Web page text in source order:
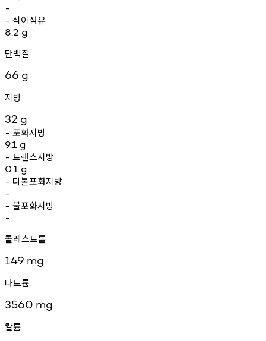
-
- 식이섬유
8.2 g
단백질
66 g
지방
32 g
- 포화지방
9.1 g
- 트랜스지방
0.1 g
- 다불포화지방
-
- 불포화지방
-
콜레스트롤
149 mg
나트륨
3560 mg
칼륨